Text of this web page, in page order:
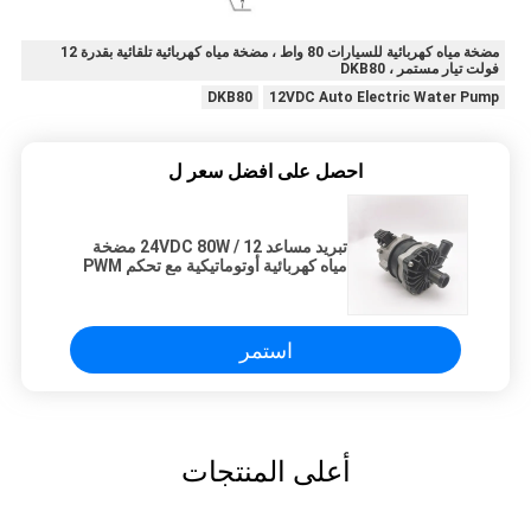
مضخة مياه كهربائية للسيارات 80 واط ، مضخة مياه كهربائية تلقائية بقدرة 12
فولت تيار مستمر ، DKB80
12VDC Auto Electric Water Pump
DKB80
احصل على افضل سعر ل
تبريد مساعد 12 / 24VDC 80W مضخة
مياه كهربائية أوتوماتيكية مع تحكم PWM
استمر
أعلى المنتجات